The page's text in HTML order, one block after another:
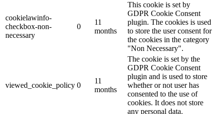
cookielawinfo-
checkbox-non-
necessary
0
11
months
This cookie is set by
GDPR Cookie Consent
plugin. The cookies is used
to store the user consent for
the cookies in the category
"Non Necessary".
viewed_cookie_policy 0
11
months
The cookie is set by the
GDPR Cookie Consent
plugin and is used to store
whether or not user has
consented to the use of
cookies. It does not store
any personal data.